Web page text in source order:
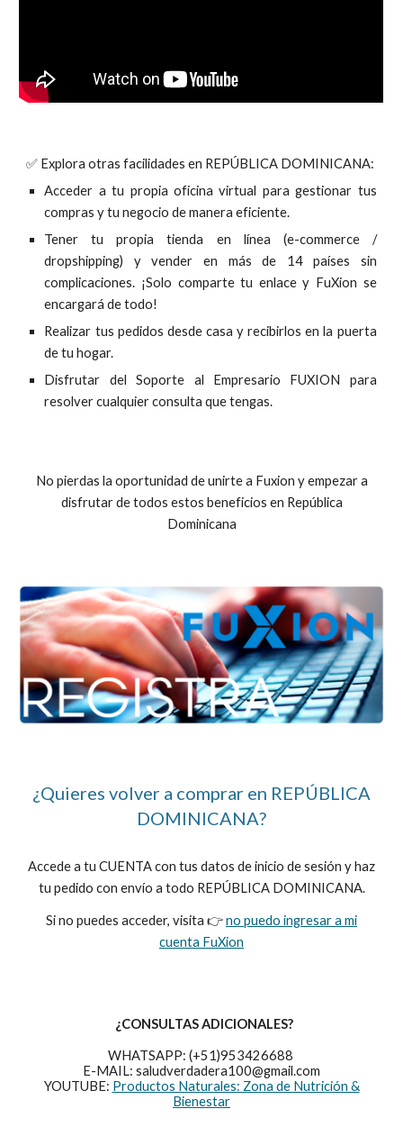
✅ Explora otras facilidades en REPÚBLICA DOMINICANA:
Acceder a tu propia oficina virtual para gestionar tus
compras y tu negocio de manera eficiente.
Tener tu propia tienda en línea (e-commerce /
dropshipping) y vender en más de 14 países sin
complicaciones. ¡Solo comparte tu enlace y FuXion se
encargará de todo!
Realizar tus pedidos desde casa y recibirlos en la puerta
de tu hogar.
Disfrutar del Soporte al Empresario FUXION para
resolver cualquier consulta que tengas.
No pierdas la oportunidad de unirte a Fuxion y empezar a
disfrutar de todos estos beneficios en República
Dominicana
¿Quieres volver a comprar en REPÚBLICA
DOMINICANA?
Accede a tu CUENTA con tus datos de inicio de sesión y haz
tu pedido con envío a todo REPÚBLICA DOMINICANA.
Si no puedes acceder, visita 👉no puedo ingresar a mi
cuenta FuXion
¿CONSULTAS ADICIONALES?
WHATSAPP: (+51)953426688
E-MAIL: saludverdadera100@gmail.com
YOUTUBE: Productos Naturales: Zona de Nutrición &
Bienestar